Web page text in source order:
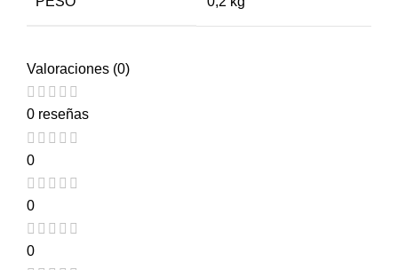
Valoraciones (0)
0 reseñas
0
0
0